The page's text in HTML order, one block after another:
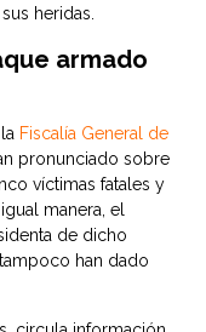
heridas.
armado
Fiscalía General de
pronunciado sobre
víctimas fatales y
manera, el
de dicho
han dado